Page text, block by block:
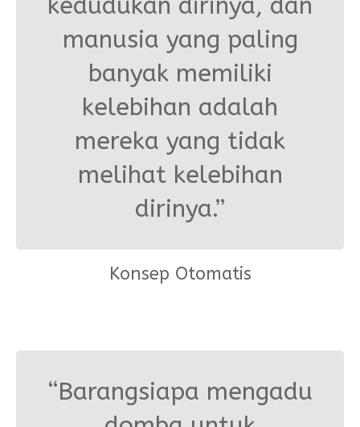
manusia yang paling
banyak memiliki
kelebihan adalah
mereka yang tidak
melihat kelebihan
dirinya.”
Konsep Otomatis
“Barangsiapa mengadu